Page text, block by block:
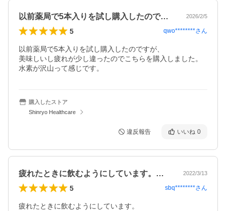
以前薬局で5本入りを試し購入したのです… 2026/2/5
5 qwo********さん
以前薬局で5本入りを試し購入したのですが、
美味しいし疲れが少し違ったのでこちらを購入しました。
水素が沢山って感じです。
購入したストア
Shinryo Healthcare
違反報告 いいね 0
疲れたときに飲むようにしています。まだ… 2022/3/13
5 sbq********さん
疲れたときに飲むようにしています。